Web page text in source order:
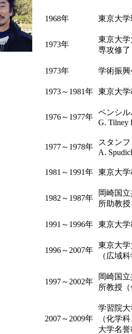
1968年 東京大学
1973年
東京大
専攻修了
1973年 学術振
1973～1981年 東京大
1976～1977年
ペンシ
G. Tilney
1977～1978年
スタン
A.
1981～1991年 東京大
1982～1987年
岡崎国
所助教授
1991～1996年 東京大
1996～2007年
東京大
（広域
1997～2002年
岡崎国
所教授（
2007～2009年
学習院
（化学
大学名誉